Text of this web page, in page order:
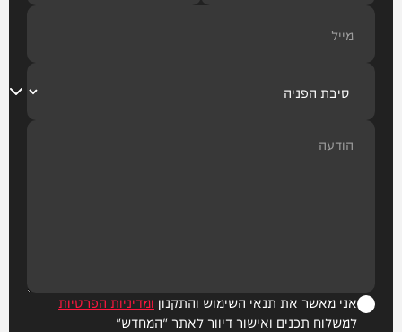
אני מאשר את תנאי השימוש והתקנון ומדיניות הפרטיות
למשלוח תכנים ואישור דיוור לאתר "המחדש"